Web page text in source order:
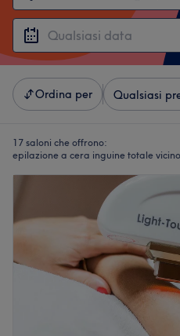
Ordina per Qualsiasi
17 saloni che offrono:
epilazione a cera inguine totale